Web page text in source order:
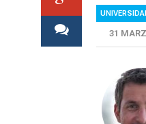
31